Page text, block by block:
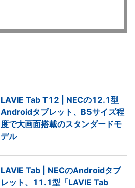
LAVIE Tab T12 | NECの12.1型
Androidタブレット、B5サイズ程
度で大画面搭載のスタンダードモ
デル
LAVIE Tab | NECのAndroidタブ
レット、11.1型「LAVIE Tab